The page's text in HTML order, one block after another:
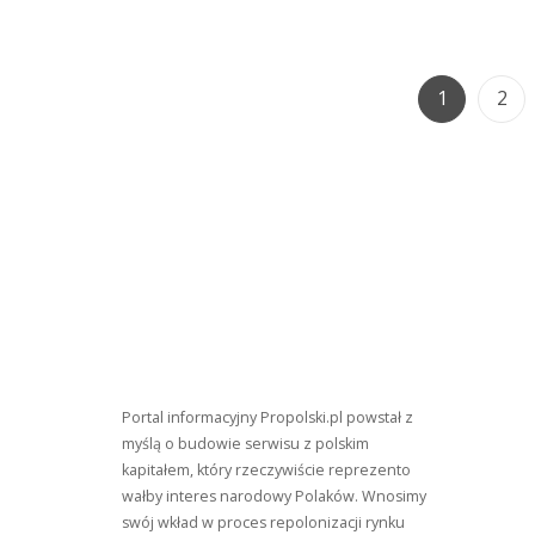
Page
1 Page
2
Portal informacyjny Propolski.pl powstał z
myślą o budowie serwisu z polskim
kapitałem, który rzeczywiście reprezento
wałby interes narodowy Polaków. Wnosimy
swój wkład w proces repolonizacji rynku